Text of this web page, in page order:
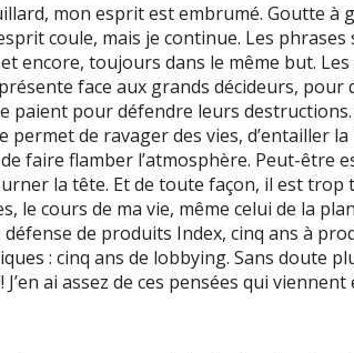
mon esprit est embrumé. Goutte à
coule, mais je continue. Les phrases
et encore, toujours dans le même but.
face aux grands décideurs, pour
paient pour défendre leurs destructions.
permet de ravager des vies, d’entailler
faire flamber l’atmosphère. Peut-être
la tête. Et de toute façon, il est
le cours de ma vie, même celui de la
défense de produits Index, cinq ans à
: cinq ans de lobbying. Sans doute
J’en ai assez de ces pensées qui